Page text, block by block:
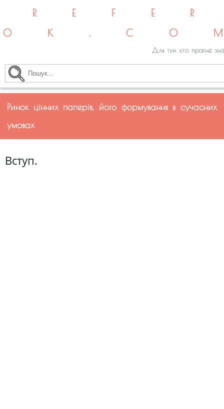
Для тих хто прагне
Ринок цінних паперів, його формування в сучасних
умовах
Вступ.